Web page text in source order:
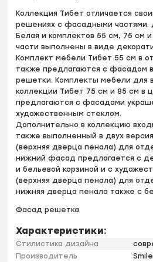
Коллекция Тибет отличается
решениях с фасадными частями.
Белая и комплектов 55 см, 75 см
части выполнены в виде
Комплект мебели Тибет 55 см в
также предлагаются с фасадом
решетки. Комплекты мебели для
коллекции Тибет 75 см и 85 см в
предлагаются с фасадами
художественным стеклом.
Дополнительно в коллекцию
также выполненный в двух
(верхняя дверца пенала) для
нижний фасад предлагается с
и бельевой корзиной и с
(верхняя дверца пенала) для
нижняя дверца пенала также с
Фасад решетка
Характеристики:
Стилистика дизайна
Производитель
Smile